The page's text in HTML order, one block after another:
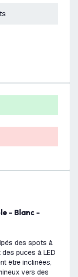
des spots à
puces à LED
être inclinées,
vers des